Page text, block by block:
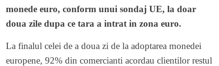
monede euro, conform unui sondaj UE, la doar
doua zile dupa ce tara a intrat in zona euro.
La finalul celei de a doua zi de la adoptarea monedei
europene, 92% din comercianti acordau clientilor restul